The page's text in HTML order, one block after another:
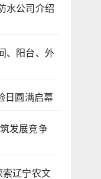
水公司介绍
、阳台、外
日圆满启幕
发展竞争
索辽宁农文